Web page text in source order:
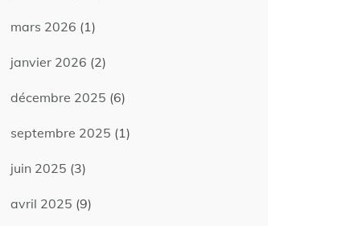
mars 2026 (1)
janvier 2026 (2)
décembre 2025 (6)
septembre 2025 (1)
juin 2025 (3)
avril 2025 (9)